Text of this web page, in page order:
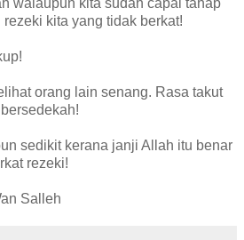
kita yang tidak berkat!
orang lain senang. Rasa takut
sedikit kerana janji Allah itu benar
rezeki!
Salleh